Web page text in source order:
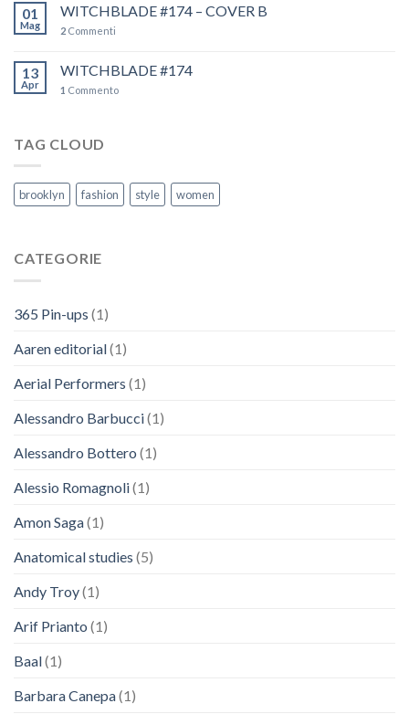
01
Mag
WITCHBLADE #174 – COVER B
2 Commenti
13
Apr
WITCHBLADE #174
1 Commento
TAG CLOUD
brooklyn fashion style women
CATEGORIE
365 Pin-ups (1)
Aaren editorial(1)
Aerial Performers (1)
Alessandro Barbucci(1)
Alessandro Bottero (1)
Alessio Romagnoli(1)
Amon Saga(1)
Anatomical studies (5)
Andy Troy(1)
Arif Prianto (1)
Baal(1)
Barbara Canepa(1)